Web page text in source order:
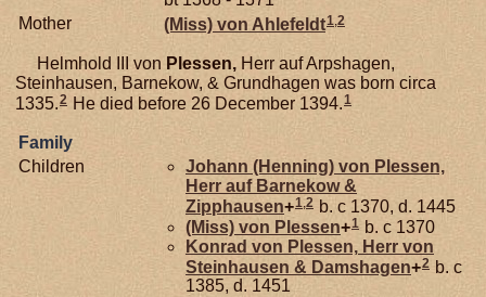
Mother
(Miss) von Ahlefeldt1,2
Helmhold III von Plessen, Herr auf Arpshagen,
Steinhausen, Barnekow, & Grundhagen was born circa
1335.2 He died before 26 December 1394.1
Family
Children
Johann (Henning) von Plessen,
Herr auf Barnekow &
Zipphausen+1,2 b. c 1370, d. 1445
(Miss) von Plessen+1 b. c 1370
Konrad von Plessen, Herr von
Steinhausen & Damshagen+2 b. c
1385, d. 1451